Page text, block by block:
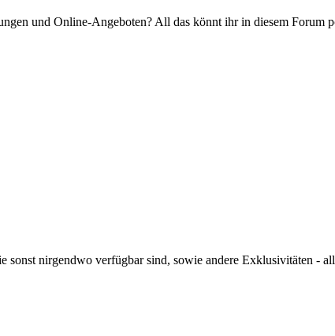
und Online-Angeboten? All das könnt ihr in diesem
sonst nirgendwo verfügbar sind, sowie andere Exklusivitäten -